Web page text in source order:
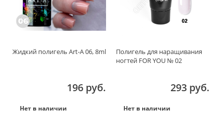
Жидкий полигель Art-A 06, 8ml
196 руб.
Нет в наличии
Полигель для наращивания
ногтей FOR YOU № 02
293 руб.
Нет в наличии